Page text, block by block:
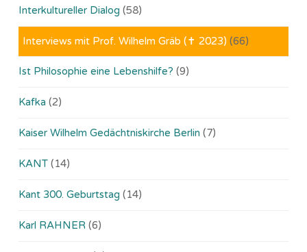
Interkultureller Dialog (58)
Interviews mit Prof. Wilhelm Gräb (✝ 2023) (66)
Ist Philosophie eine Lebenshilfe? (9)
Kafka (2)
Kaiser Wilhelm Gedächtniskirche Berlin (7)
KANT (14)
Kant 300. Geburtstag (14)
Karl RAHNER (6)